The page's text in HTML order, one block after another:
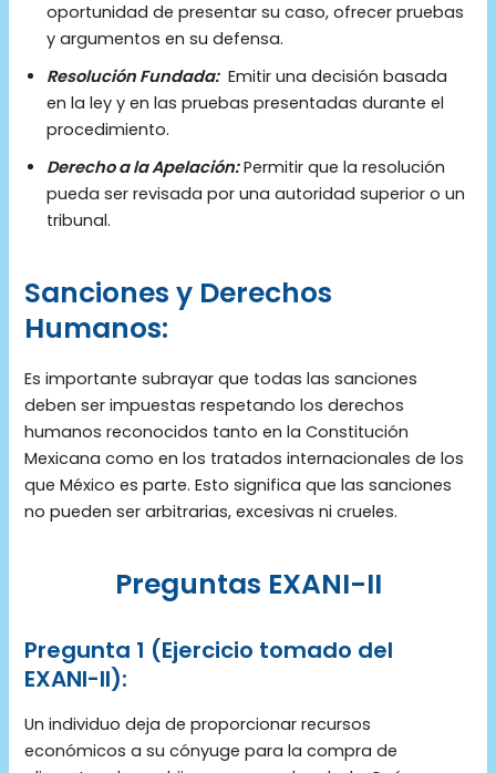
oportunidad de presentar su caso, ofrecer pruebas
y argumentos en su defensa.
Resolución Fundada:Emitir una decisión basada
en la ley y en las pruebas presentadas durante el
procedimiento.
Derecho a la Apelación:Permitir que la resolución
pueda ser revisada por una autoridad superior o un
tribunal.
Sanciones y Derechos
Humanos:
Es importante subrayar que todas las sanciones
deben ser impuestas respetando los derechos
humanos reconocidos tanto en la Constitución
Mexicana como en los tratados internacionales de los
que México es parte. Esto significa que las sanciones
no pueden ser arbitrarias, excesivas ni crueles.
Preguntas EXANI-II
Pregunta 1 (Ejercicio tomado del
EXANI-II):
Un individuo deja de proporcionar recursos
económicos a su cónyuge para la compra de